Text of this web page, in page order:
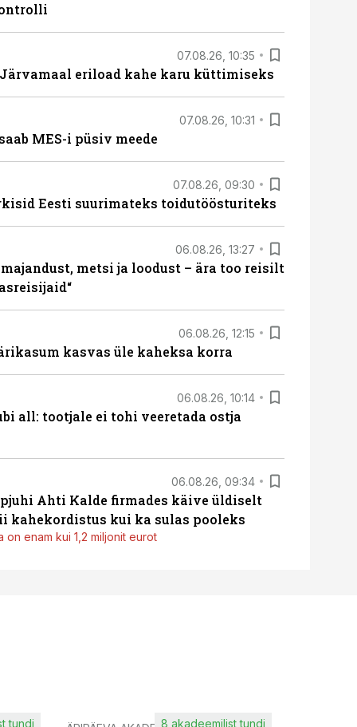
07.08.26, 10:35
eriload kahe karu küttimiseks
07.08.26, 10:31
MES-i püsiv meede
07.08.26, 09:30
Eesti suurimateks toidutöösturiteks
06.08.26, 13:27
metsi ja loodust – ära too reisilt
06.08.26, 12:15
kasvas üle kaheksa korra
06.08.26, 10:14
all: tootjale ei tohi veeretada ostja
06.08.26, 09:34
Ahti Kalde firmades käive üldiselt
kahekordistus kui ka sulas pooleks
on enam kui 1,2 miljonit eurot
tundi 8 akadeemilist tundi